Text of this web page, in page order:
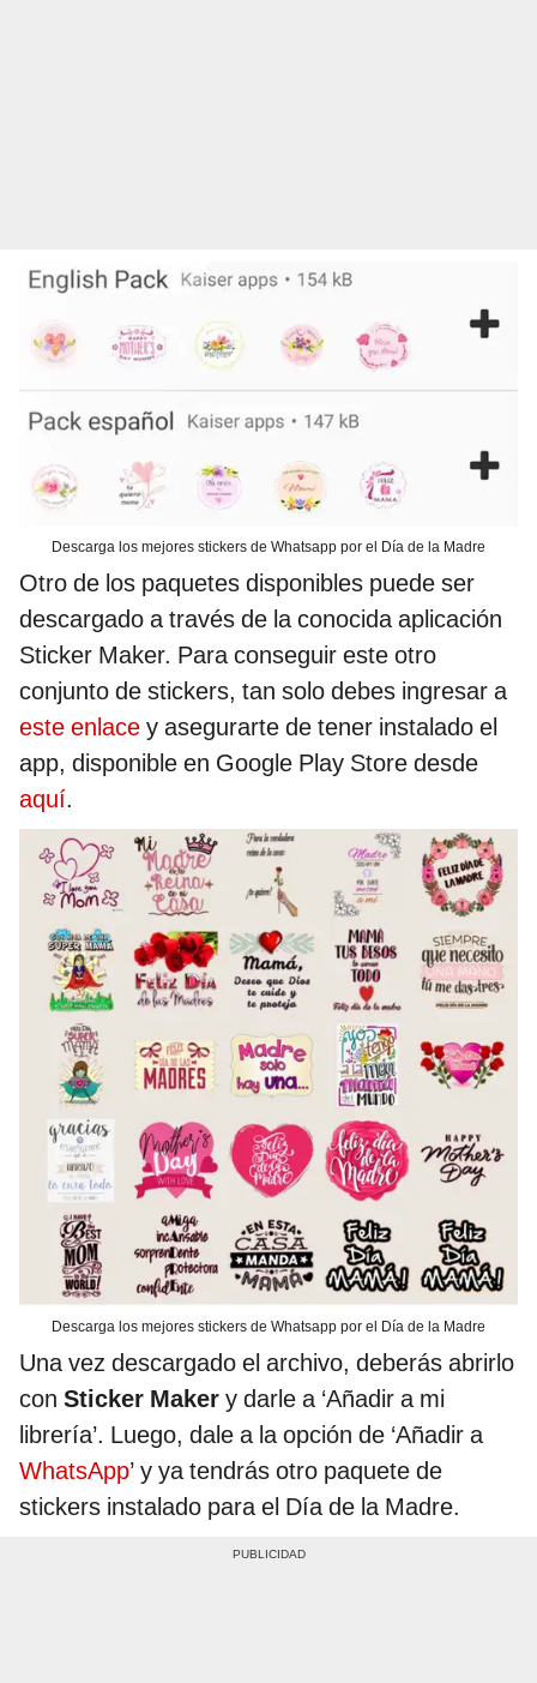
Descarga los mejores stickers de Whatsapp por el Día de la Madre
Otro de los paquetes disponibles puede ser
descargado a través de la conocida aplicación
Sticker Maker. Para conseguir este otro
conjunto de stickers, tan solo debes ingresar a
este enlace y asegurarte de tener instalado el
app, disponible en Google Play Store desde
aquí.
Descarga los mejores stickers de Whatsapp por el Día de la Madre
Una vez descargado el archivo, deberás abrirlo
con Sticker Maker y darle a ‘Añadir a mi
librería’. Luego, dale a la opción de ‘Añadir a
WhatsApp’ y ya tendrás otro paquete de
stickers instalado para el Día de la Madre.